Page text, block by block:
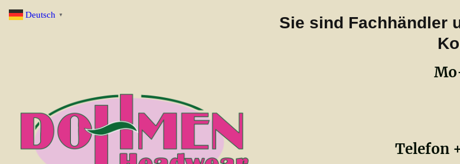
Sie sind Fachhändler
Telefon +
Deutsch ▼